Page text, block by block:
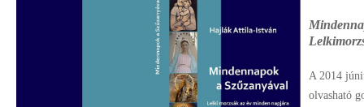
A 2014
olvasható